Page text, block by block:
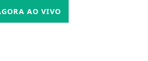
AO VIVO